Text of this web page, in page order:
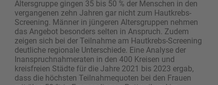
Altersgruppe gingen 35 bis 50 % der Menschen in den
vergangenen zehn Jahren gar nicht zum Hautkrebs-
Screening. Männer in jüngeren Altersgruppen nehmen
das Angebot besonders selten in Anspruch. Zudem
zeigen sich bei der Teilnahme am Hautkrebs-Screening
deutliche regionale Unterschiede. Eine Analyse der
Inanspruchnahmeraten in den 400 Kreisen und
kreisfreien Städte für die Jahre 2021 bis 2023 ergab,
dass die höchsten Teilnahmequoten bei den Frauen